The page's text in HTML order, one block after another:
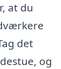
at du
det
og